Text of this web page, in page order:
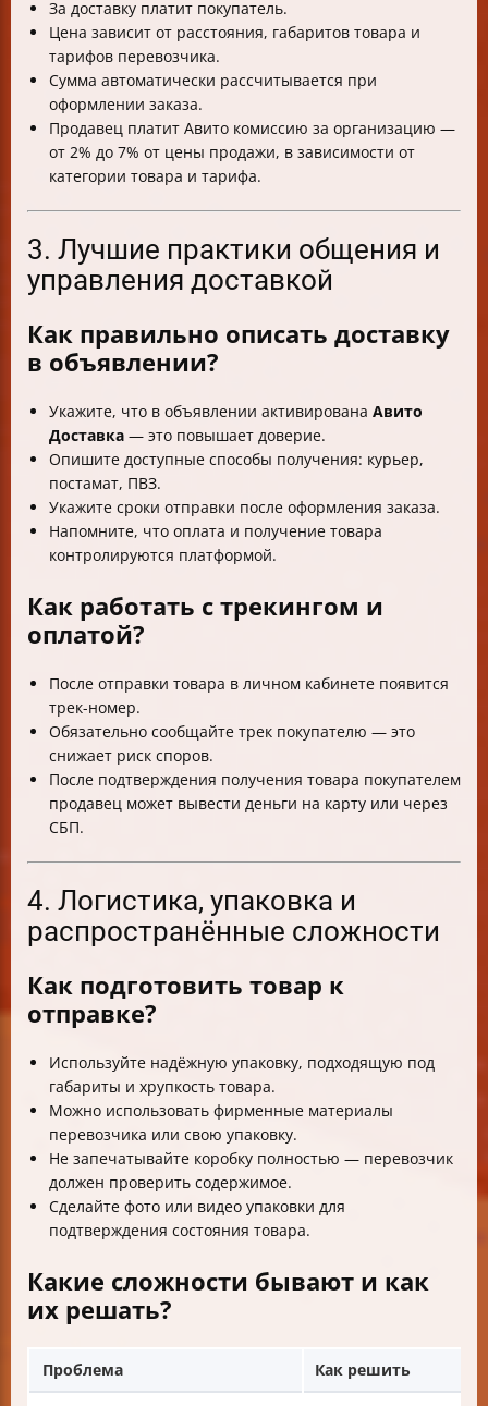
За доставку платит покупатель.
Цена зависит от расстояния, габаритов товара и
тарифов перевозчика.
Сумма автоматически рассчитывается при
оформлении заказа.
Продавец платит Авито комиссию за организацию —
от 2% до 7% от цены продажи, в зависимости от
категории товара и тарифа.
3. Лучшие практики общения и
управления доставкой
Как правильно описать доставку
в объявлении?
Укажите, что в объявлении активирована Авито
Доставка — это повышает доверие.
Опишите доступные способы получения: курьер,
постамат, ПВЗ.
Укажите сроки отправки после оформления заказа.
Напомните, что оплата и получение товара
контролируются платформой.
Как работать с трекингом и
оплатой?
После отправки товара в личном кабинете появится
трек-номер.
Обязательно сообщайте трек покупателю — это
снижает риск споров.
После подтверждения получения товара покупателем
продавец может вывести деньги на карту или через
СБП.
4. Логистика, упаковка и
распространённые сложности
Как подготовить товар к
отправке?
Используйте надёжную упаковку, подходящую под
габариты и хрупкость товара.
Можно использовать фирменные материалы
перевозчика или свою упаковку.
Не запечатывайте коробку полностью — перевозчик
должен проверить содержимое.
Сделайте фото или видео упаковки для
подтверждения состояния товара.
Какие сложности бывают и как
их решать?
Проблема Как решить